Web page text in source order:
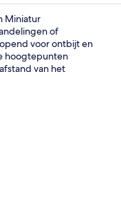
Suite, 1
Miniatur
of
voor ontbijt en
hoogtepunten
van het